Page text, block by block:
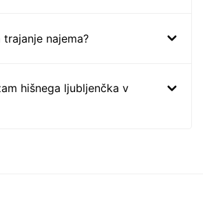
najema?
hišnega ljubljenčka v